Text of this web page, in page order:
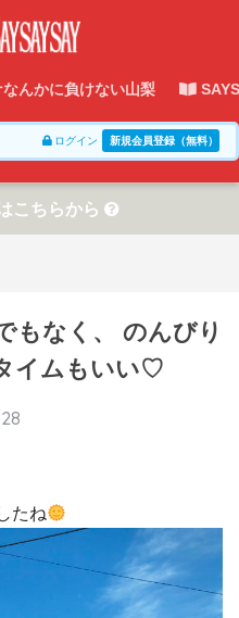
なんかに負けない山梨
ログイン 新規会員登録（無料）
こちらから
もなく、 のんびり
イムもいい♡
たね